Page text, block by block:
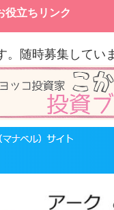
役立ちリンク
。随時募集してい